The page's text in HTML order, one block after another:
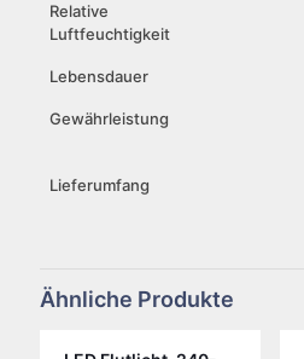
Relative
Luftfeuchtigkeit
Lebensdauer
Gewährleistung
Lieferumfang
Ähnliche Produkte